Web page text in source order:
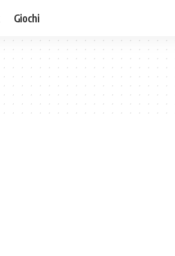
Giochi